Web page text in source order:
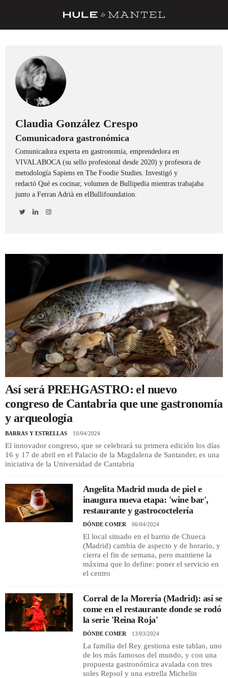
TRUCOS
DESPENSA
BARRAS Y ESTRELLAS
DÓNDE COMER
ÍDOLOS DE MESAS
CUADERNO DE VIAJE
TRADICIÓN
MENÚ DEL DÍA
REGISTRO
INICIAR SESIÓN
Claudia González Crespo
Comunicadora gastronómica
Comunicadora experta en gastronomía, emprendedora en
VIVALABOCA (su sello profesional desde 2020) y profesora de
metodología Sapiens en The Foodie Studies. Investigó y
redactó Qué es cocinar, volumen de Bullipedia mientras trabajaba
junto a Ferran Adrià en elBullifoundation.
Así será PREHGASTRO: el nuevo
congreso de Cantabria que une gastronomía
y arqueología
BARRAS Y ESTRELLAS 10/04/2024
El innovador congreso, que se celebrará su primera edición los días
16 y 17 de abril en el Palacio de la Magdalena de Santander, es una
iniciativa de la Universidad de Cantabria
Angelita Madrid muda de piel e
inaugura nueva etapa: 'wine bar',
restaurante y gastrococtelería
DÓNDE COMER 06/04/2024
El local situado en el barrio de Chueca
(Madrid) cambia de aspecto y de horario, y
cierra el fin de semana, pero mantiene la
máxima que lo define: poner el servicio en
el centro
Corral de la Morería (Madrid): así se
come en el restaurante donde se rodó
la serie 'Reina Roja'
DÓNDE COMER 13/03/2024
La familia del Rey gestiona este tablao, uno
de los más famosos del mundo, y con una
propuesta gastronómica avalada con tres
soles Repsol y una estrella Michelin